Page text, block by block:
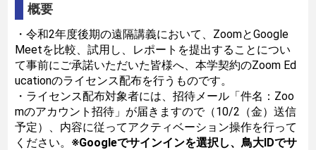
概要
・令和2年度後期の遠隔講義において、ZoomとGoogle
Meetを比較、試用し、レポートを提出することについ
て事前にご承諾いただいた皆様へ、本学契約のZoom Ed
ucationのライセンス配布を行うものです。
・ライセンス配布対象者には、招待メール「件名：Zoo
mのアカウント招待」が届きますので（10/2（金）送信
予定）、内容に従ってアクティベーション操作を行って
ください。 ※Googleでサインインを選択し、鳥大IDでサ